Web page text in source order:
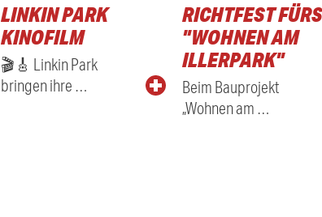
LINKIN PARK
KINOFILM
🎬🎸 Linkin Park
bringen ihre …
RICHTFEST FÜRS
"WOHNEN AM
ILLERPARK"
Beim Bauprojekt
„Wohnen am …